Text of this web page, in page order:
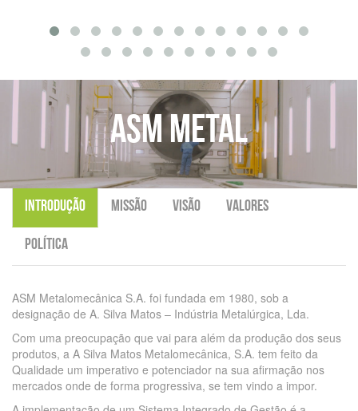
ASM METAL
INTRODUÇÃO MISSÃO VISÃO VALORES
POLÍTICA
ASM Metalomecânica S.A. foi fundada em 1980, sob a
designação de A. Silva Matos – Indústria Metalúrgica, Lda.
Com uma preocupação que vai para além da produção dos seus
produtos, a A Silva Matos Metalomecânica, S.A. tem feito da
Qualidade um imperativo e potenciador na sua afirmação nos
mercados onde de forma progressiva, se tem vindo a impor.